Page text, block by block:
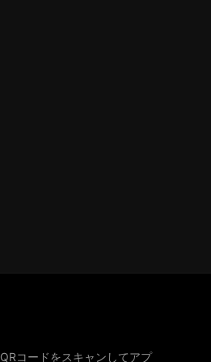
QRコードをスキャンしてアプ